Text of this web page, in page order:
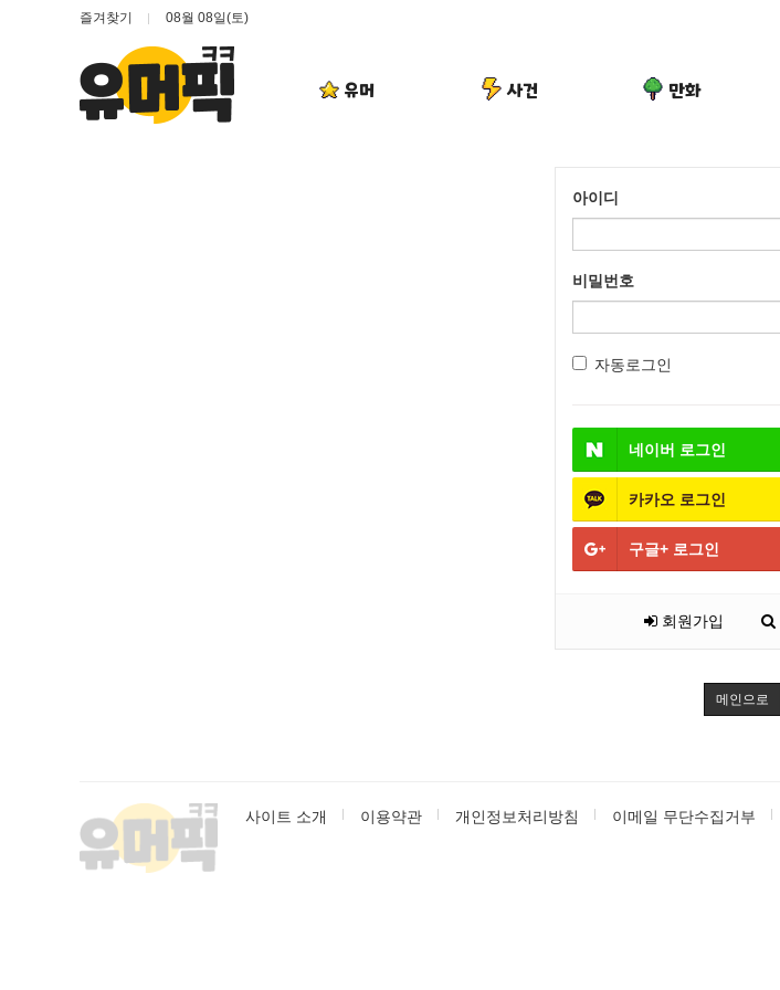
즐겨찾기 08월 08일(토)
유머 사건 만화
아이디
비밀번호
자동로그인
네이버 로그인
카카오 로그인
구글+ 로그인
회원가입
메인으로
사이트 소개 이용약관 개인정보처리방침 이메일 무단수집거부